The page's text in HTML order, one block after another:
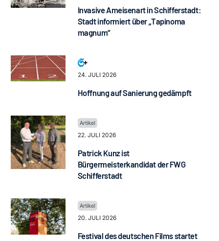
Invasive Ameisenart in Schifferstadt:
Stadt informiert über „Tapinoma
magnum“
24. JULI 2026
Hoffnung auf Sanierung gedämpft
22. JULI 2026
Patrick Kunz ist
Bürgermeisterkandidat der FWG
Schifferstadt
20. JULI 2026
Festival des deutschen Films startet